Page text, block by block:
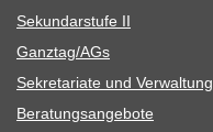
Sekun­dar­stufe II
Ganztag/​​AGs
Sekre­ta­riate und Verwaltung
Bera­tungs­an­ge­bote